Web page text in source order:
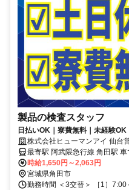
製品の検査スタッフ
日払いOK｜寮費無料｜未経験
万円以上可｜交通費別途支給｜
株式会社ヒューマンアイ 仙台
最寄駅 阿武隈急行線 角田駅 車
時給1,650円～2,063円
宮城県角田市
勤務時間 ＜3交替＞ ［1］